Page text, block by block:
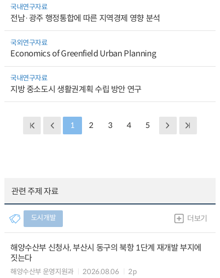
국내연구자료
전남·광주 행정통합에 따른 지역경제 영향 분석
국외연구자료
Economics of Greenfield Urban Planning
국내연구자료
지방 중소도시 생활권계획 수립 방안 연구
1 2 3 4 5
관련 주제 자료
도시개발 더보기
해양수산부 신청사, 부산시 동구의 북항 1단계 재개발 부지에
짓는다
해양수산부 운영지원과 2026.08.06 2p